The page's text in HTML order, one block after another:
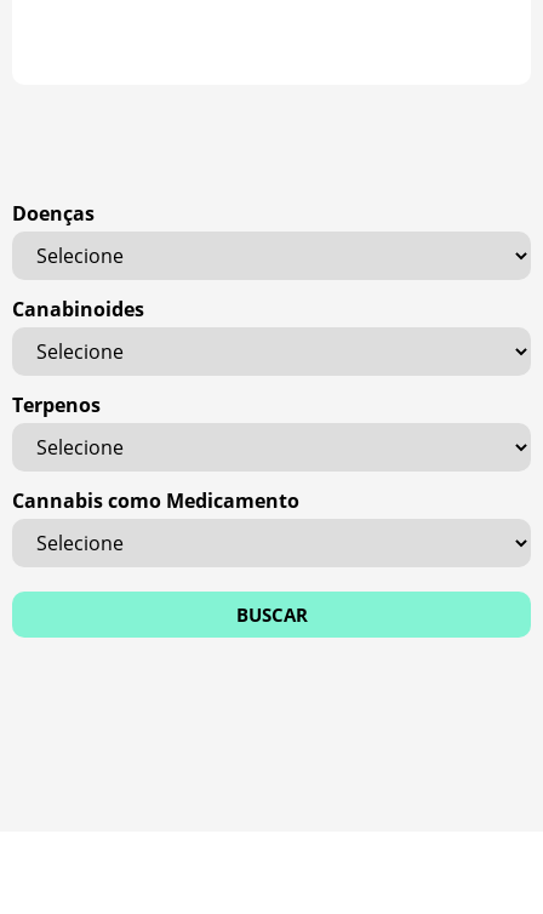
Doenças
Canabinoides
Terpenos
Cannabis como Medicamento